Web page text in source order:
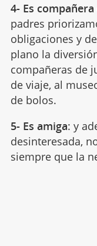
4- Es
padres
obligaciones y
plano la
compañeras de
de viaje, al
de bolos.
5- Es amiga: y
desinteresada,
siempre que la